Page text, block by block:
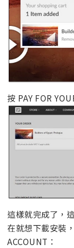
按 PAY FOR
這樣就完成了，
在就想下載安裝
ACCOUNT：